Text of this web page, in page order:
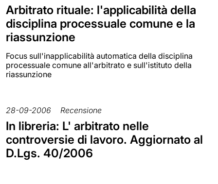
Arbitrato rituale: l'applicabilità della
disciplina processuale comune e la
riassunzione
Focus sull'inapplicabilità automatica della disciplina
processuale comune all'arbitrato e sull'istituto della
riassunzione
28-09-2006 Recensione
In libreria: L' arbitrato nelle
controversie di lavoro. Aggiornato al
D.Lgs. 40/2006